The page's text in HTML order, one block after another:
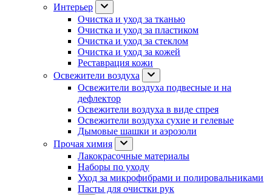
Интерьер
Очистка и уход за тканью
Очистка и уход за пластиком
Очистка и уход за стеклом
Очистка и уход за кожей
Реставрация кожи
Освежители воздуха
Освежители воздуха подвесные и на
дефлектор
Освежители воздуха в виде спрея
Освежители воздуха сухие и гелевые
Дымовые шашки и аэрозоли
Прочая химия
Лакокрасочные материалы
Наборы по уходу
Уход за микрофибрами и полировальниками
Пасты для очистки рук